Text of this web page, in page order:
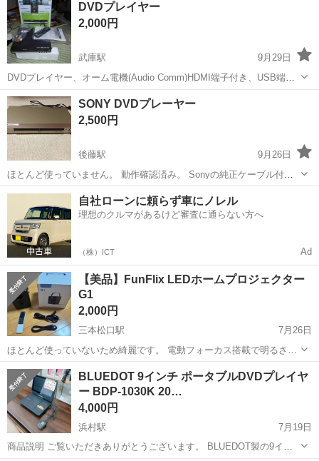
DVDプレイヤー
2,000円
武庫駅
9月29日
DVDプレイヤー、オーム電機(Audio Comm)HDMI端子付き、USB端子
付き、メディアタイプ CD,DVD, リモコン付き、取扱説明書付き、ほ
とんど使用していません。
鳥取 日野郡 映像プレーヤー、レコーダー
SONY DVDプレーヤー
2,500円
後藤駅
9月26日
ほとんど使っていません。 動作確認済み。 Sonyの純正ケーブル付け
ます。
鳥取 米子市 後藤駅 映像プレーヤー、レコーダー
SONY
自社ローンに頼らず車にノレル
理想のクルマがあるけど審査に通らない方へ
（株）ICT Ad
【美品】FunFlix LEDホームプロジェクター
G1
2,000円
三本松口駅
7月26日
ほとんど使っていないため綺麗です。 電動フォーカス搭載で明るさも
まぁまぁあるため、値段の割に使えます。 Wi-Fiの他にBluetoothも搭
載していますので、本体内蔵のスピーカーではなく、Bluetoothスピー
カーやイヤ...
鳥取 米子市 映像プレーヤー、レコーダー
BLUEDOT 9インチ ポータブルDVDプレイヤ
ー BDP-1030K 20…
4,000円
浜村駅
7月19日
​商品説明 ​ご覧いただきありがとうございます。 ​BLUEDOT製の9イン